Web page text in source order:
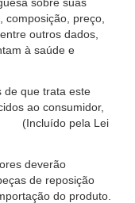
preço,
outros dados,
à saúde e
de que trata este
ao consumidor,
(Incluído pela Lei
deverão
de reposição
do produto.